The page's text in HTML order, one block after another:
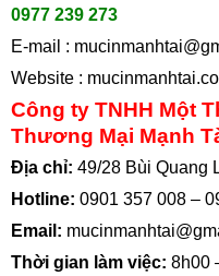
0977 239 273
E-mail :
Website :
Công ty TNHH Một
Thương Mại Mạnh
Địa chỉ: 49/28 Bùi Quang
Hotline: 0901 357 008 –
Email:
Thời gian làm việc: 8h00